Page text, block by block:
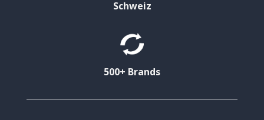
Schweiz
500+ Brands